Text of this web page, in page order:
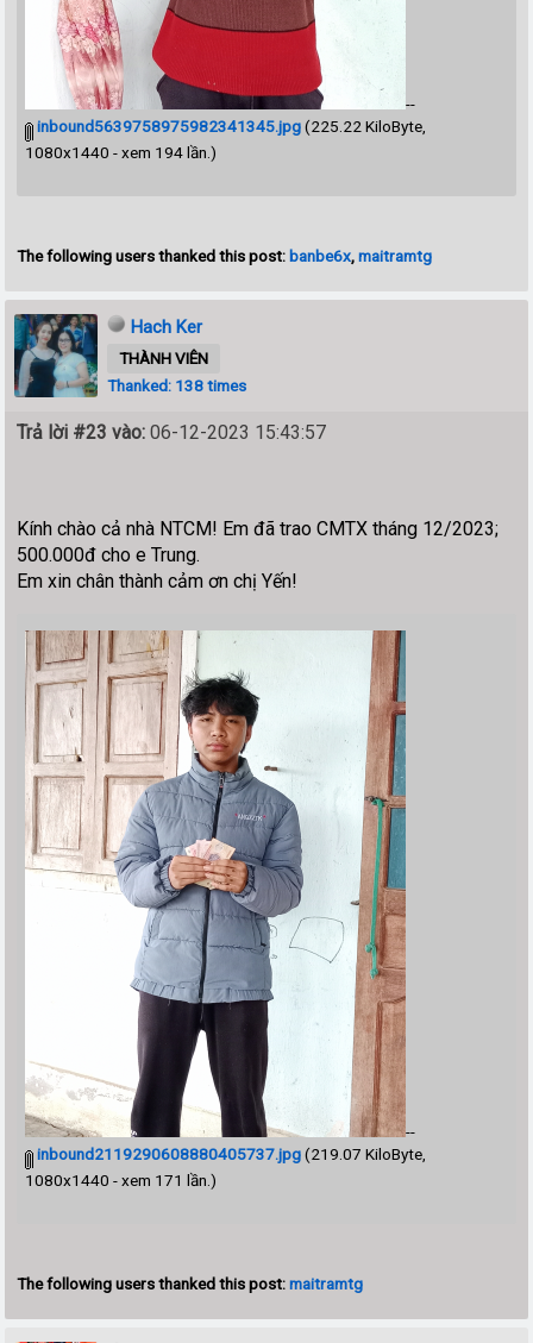
--
inbound5639758975982341345.jpg(225.22 KiloByte,
1080x1440 - xem 194 lần.)
The following users thanked this post: banbe6x,maitramtg
Hach Ker
THÀNH VIÊN
Thanked: 138 times
Trả lời #23 vào: 06-12-2023 15:43:57
Kính chào cả nhà NTCM! Em đã trao CMTX tháng 12/2023;
500.000đ cho e Trung.
Em xin chân thành cảm ơn chị Yến!
--
inbound2119290608880405737.jpg(219.07 KiloByte,
1080x1440 - xem 171 lần.)
The following users thanked this post:maitramtg